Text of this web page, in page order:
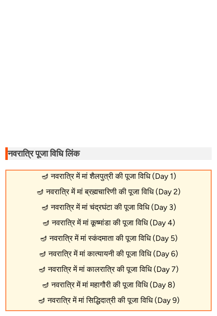
नवरात्रि पूजा विधि लिंक
🪔 नवरात्रि में मां शैलपुत्री की पूजा विधि (Day 1)
🪔 नवरात्रि में मां ब्रह्मचारिणी की पूजा विधि (Day 2)
🪔 नवरात्रि में मां चंद्रघंटा की पूजा विधि (Day 3)
🪔 नवरात्रि में मां कूष्मांडा की पूजा विधि (Day 4)
🪔 नवरात्रि में मां स्कंदमाता की पूजा विधि (Day 5)
🪔 नवरात्रि में मां कात्यायनी की पूजा विधि (Day 6)
🪔 नवरात्रि में मां कालरात्रि की पूजा विधि (Day 7)
🪔 नवरात्रि में मां महागौरी की पूजा विधि (Day 8)
🪔 नवरात्रि में मां सिद्धिदात्री की पूजा विधि (Day 9)